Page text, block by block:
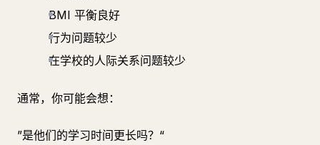
BMI 平衡良好
行为问题较少
在学校的人际关系问题较少
通常，你可能会想：
”是他们的学习时间更长吗？“